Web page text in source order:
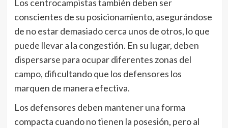
Los centrocampistas también deben ser
conscientes de su posicionamiento, asegurándose
de no estar demasiado cerca unos de otros, lo que
puede llevar a la congestión. En su lugar, deben
dispersarse para ocupar diferentes zonas del
campo, dificultando que los defensores los
marquen de manera efectiva.
Los defensores deben mantener una forma
compacta cuando no tienen la posesión, pero al